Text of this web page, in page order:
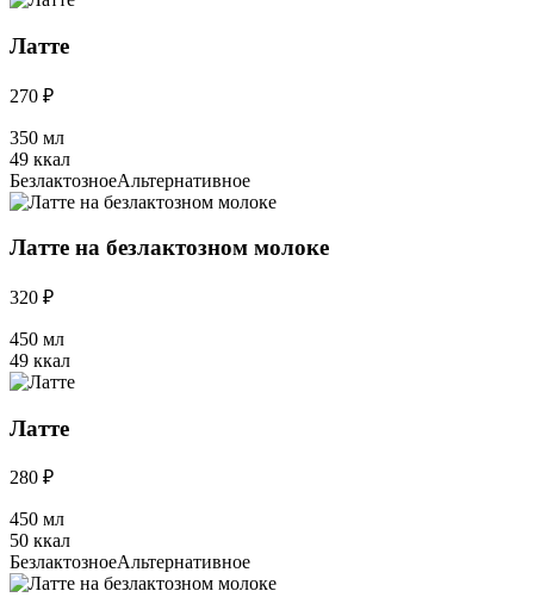
Латте
270 ₽
350 мл
49 ккал
БезлактозноеАльтернативное
Латте на безлактозном молоке
320 ₽
450 мл
49 ккал
Латте
280 ₽
450 мл
50 ккал
БезлактозноеАльтернативное